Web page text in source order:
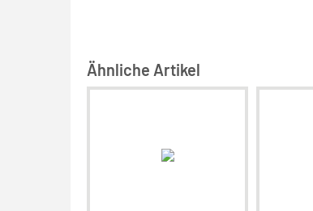
Ähnliche Artikel